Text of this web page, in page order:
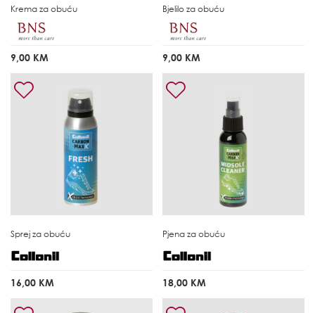
Krema za obuću
9,00 KM
Bjelilo za obuću
9,00 KM
Sprej za obuću
16,00 KM
Pjena za obuću
18,00 KM